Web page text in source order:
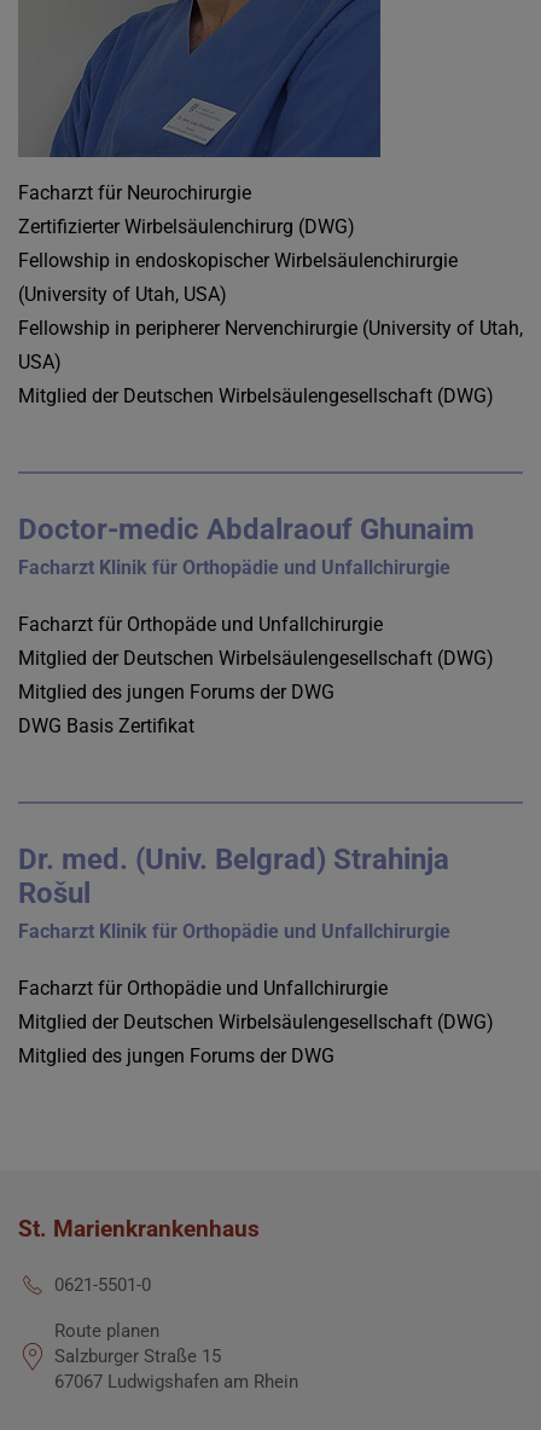
Facharzt für Neurochirurgie
Zertifizierter Wirbelsäulenchirurg (DWG)
Fellowship in endoskopischer Wirbelsäulenchirurgie
(University of Utah, USA)
Fellowship in peripherer Nervenchirurgie (University of Utah,
USA)
Mitglied der Deutschen Wirbelsäulengesellschaft (DWG)
Doctor-medic Abdalraouf Ghunaim
Facharzt Klinik für Orthopädie und Unfallchirurgie
Facharzt für Orthopäde und Unfallchirurgie
Mitglied der Deutschen Wirbelsäulengesellschaft (DWG)
Mitglied des jungen Forums der DWG
DWG Basis Zertifikat
Dr. med. (Univ. Belgrad) Strahinja
Rošul
Facharzt Klinik für Orthopädie und Unfallchirurgie
Facharzt für Orthopädie und Unfallchirurgie
Mitglied der Deutschen Wirbelsäulengesellschaft (DWG)
Mitglied des jungen Forums der DWG
St. Marienkrankenhaus
0621-5501-0
Route planen
Salzburger Straße 15
67067 Ludwigshafen am Rhein